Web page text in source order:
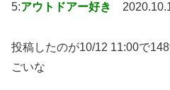
5:アウトドアー好き
投稿したのが10/12 11:00で
ごいな